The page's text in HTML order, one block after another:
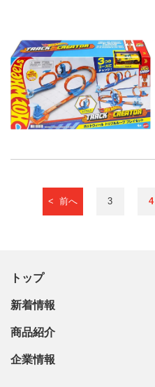
< 前へ 3 4
トップ
新着情報
商品紹介
企業情報